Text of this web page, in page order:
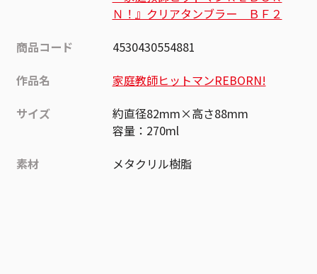
Ｎ！』クリアタンブラー ＢＦ２
商品コード
4530430554881
作品名
家庭教師ヒットマンREBORN!
サイズ
約直径82mm×高さ88mm
容量：270ml
素材
メタクリル樹脂